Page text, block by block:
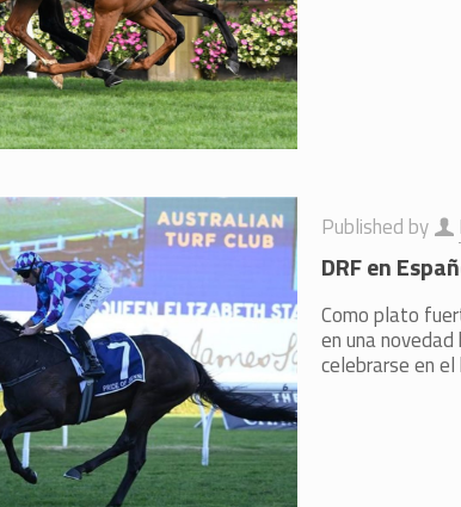
Published by
DRF en
Como plato
en una
celebrarse en